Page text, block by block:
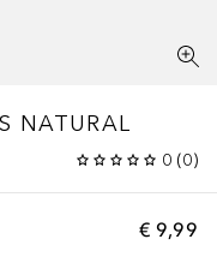
NATURAL
0 (0)
€ 9,99